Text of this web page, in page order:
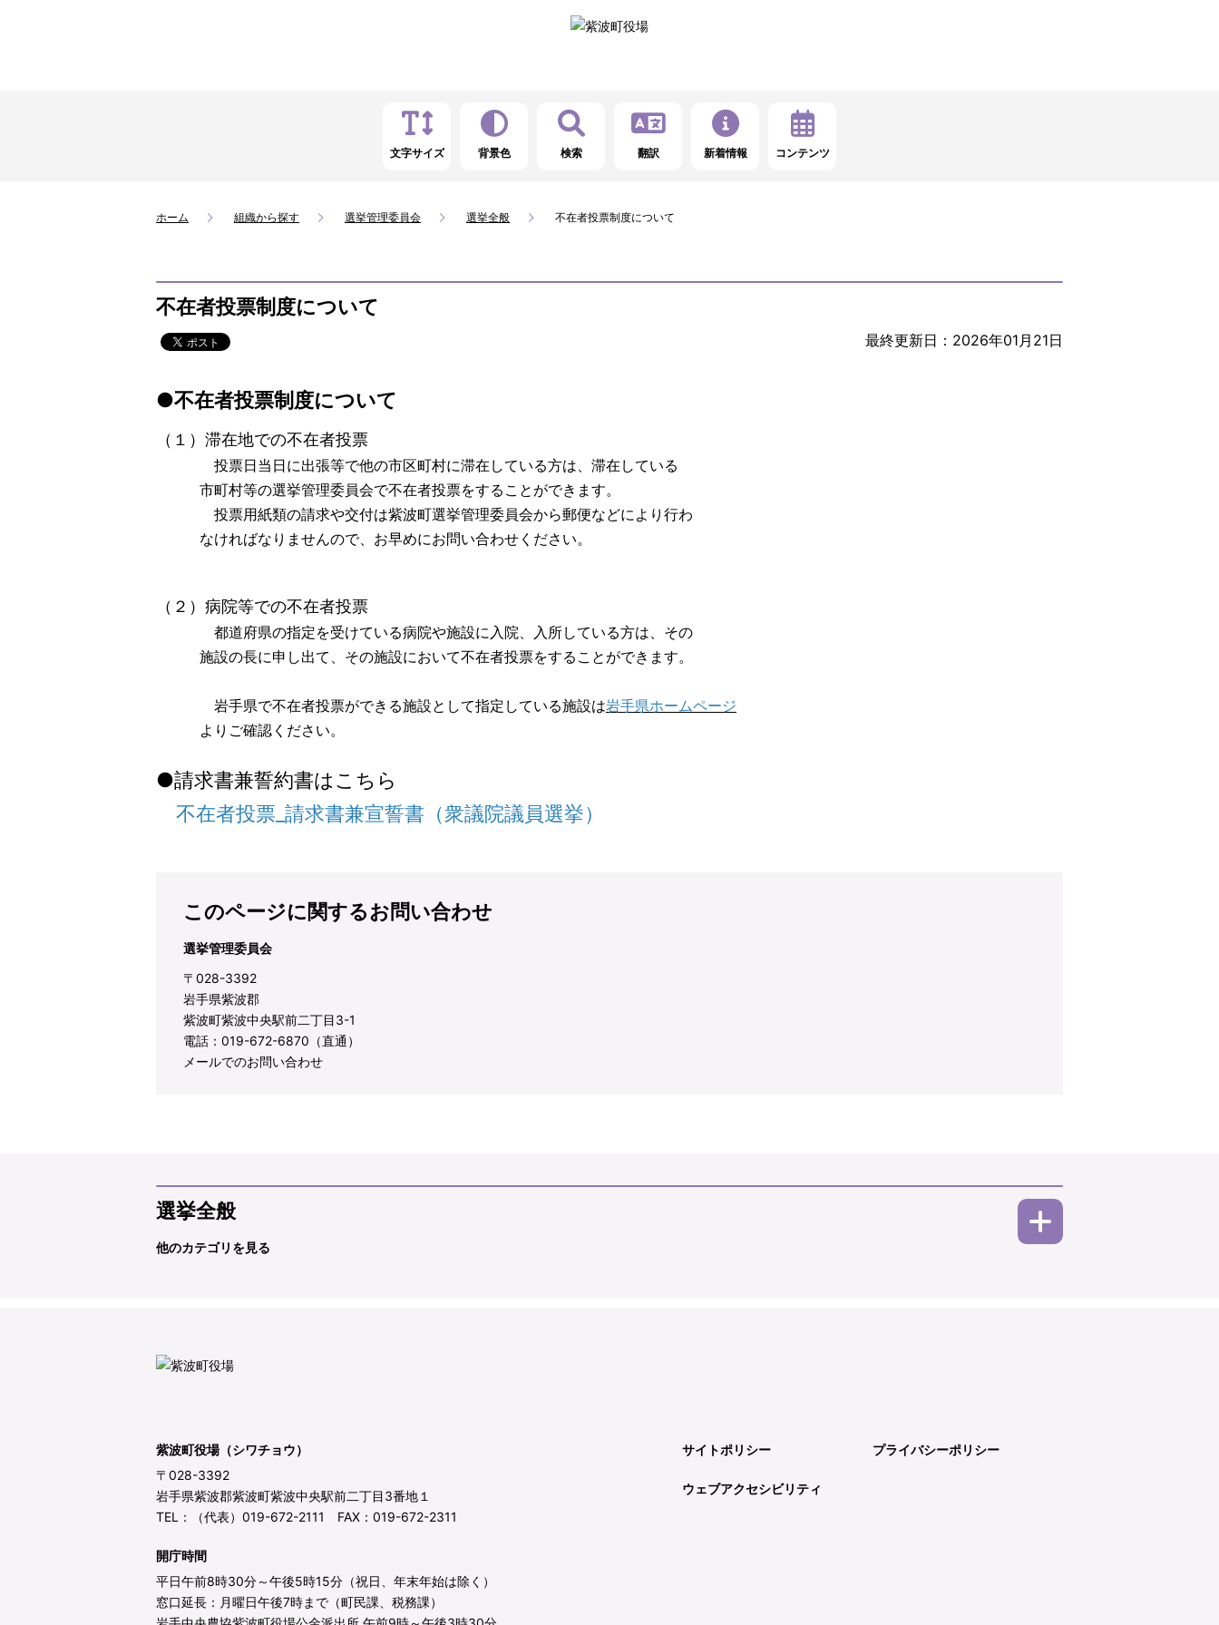
文字サイズ 背景色 検索 翻訳 新着情報 コンテンツ
ホーム 組織から探す 選挙管理委員会 選挙全般 不在者投票制度について
不在者投票制度について
最終更新日：2026年01月21日
●不在者投票制度について
（１）滞在地での不在者投票
投票日当日に出張等で他の市区町村に滞在している方は、滞在している
市町村等の選挙管理委員会で不在者投票をすることができます。
投票用紙類の請求や交付は紫波町選挙管理委員会から郵便などにより行わ
なければなりませんので、お早めにお問い合わせください。
（２）病院等での不在者投票
都道府県の指定を受けている病院や施設に入院、入所している方は、その
施設の長に申し出て、その施設において不在者投票をすることができます。
岩手県で不在者投票ができる施設として指定している施設は岩手県ホームページ
よりご確認ください。
●請求書兼誓約書はこちら
不在者投票_請求書兼宣誓書（衆議院議員選挙）
このページに関するお問い合わせ
選挙管理委員会
〒028-3392
岩手県紫波郡
紫波町紫波中央駅前二丁目3-1
電話：019-672-6870（直通）
メールでのお問い合わせ
選挙全般
他のカテゴリを見る
紫波町役場（シワチョウ）
〒028-3392
岩手県紫波郡紫波町紫波中央駅前二丁目3番地１
TEL：（代表）019-672-2111 FAX：019-672-2311
開庁時間
平日午前8時30分～午後5時15分（祝日、年末年始は除く）
窓口延長：月曜日午後7時まで（町民課、税務課）
サイトポリシー プライバシーポリシー
ウェブアクセシビリティ